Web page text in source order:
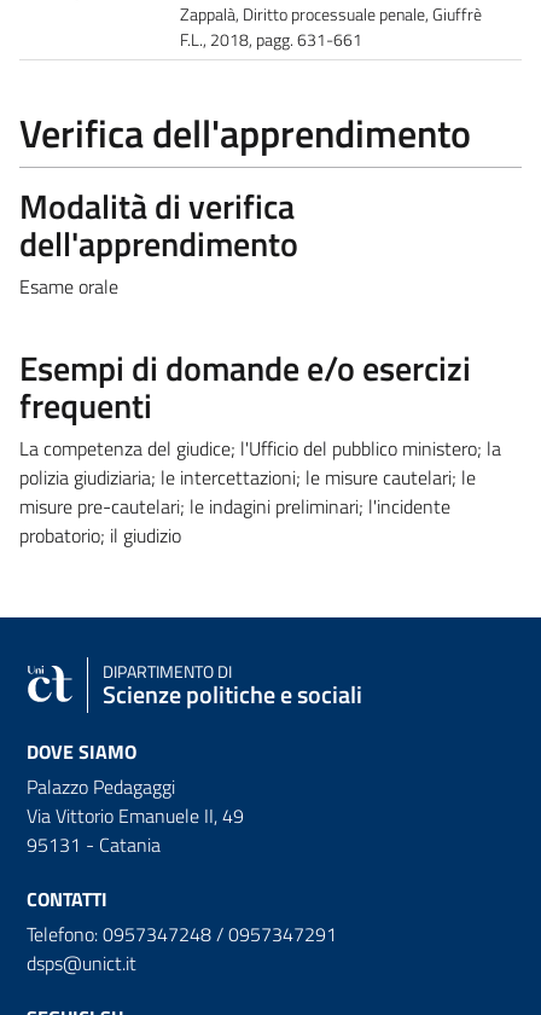
Zappalà, Diritto processuale penale, Giuffrè
F.L., 2018, pagg. 631-661
Verifica dell'apprendimento
Modalità di verifica
dell'apprendimento
Esame orale
Esempi di domande e/o esercizi
frequenti
La competenza del giudice; l'Ufficio del pubblico ministero; la
polizia giudiziaria; le intercettazioni; le misure cautelari; le
misure pre-cautelari; le indagini preliminari; l'incidente
probatorio; il giudizio
DIPARTIMENTO DI
Scienze politiche e sociali
DOVE SIAMO
Palazzo Pedagaggi
Via Vittorio Emanuele II, 49
95131 - Catania
CONTATTI
Telefono: 0957347248 / 0957347291
dsps@unict.it